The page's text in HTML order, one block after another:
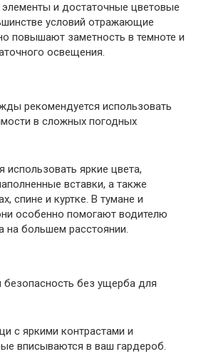
и достаточные цветовые
условий отражающие
повышают заметность в темноте и
освещения.
рекомендуется использовать
в сложных погодных
использовать яркие цвета,
вставки, а также
спине и куртке. В тумане и
особенно помогают водителю
на большем расстоянии.
безопасность без ущерба для
с яркими контрастами и
вписываются в ваш гардероб.